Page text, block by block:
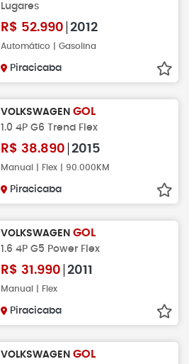
Lugares
R$ 52.990 2012
Automático | Gasolina
Piracicaba
VOLKSWAGEN GOL
1.0 4P G6 Trend Flex
R$ 38.890 2015
Manual | Flex | 90.000KM
Piracicaba
VOLKSWAGEN GOL
1.6 4P G5 Power Flex
R$ 31.990 2011
Manual | Flex
Piracicaba
VOLKSWAGEN GOL